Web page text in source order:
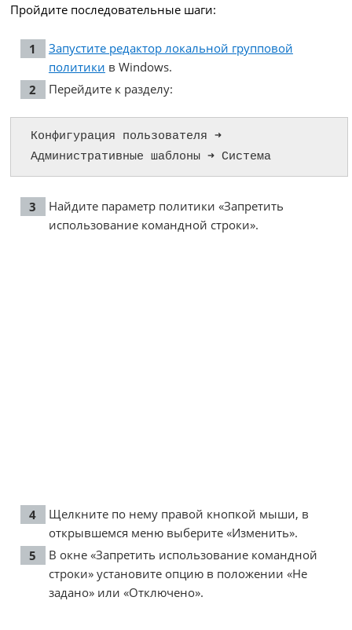
Пройдите последовательные шаги:
Запустите редактор локальной групповой
политики в Windows.
Перейдите к разделу:
Конфигурация пользователя ➜
Административные шаблоны ➜ Система
Найдите параметр политики «Запретить
использование командной строки».
Щелкните по нему правой кнопкой мыши, в
открывшемся меню выберите «Изменить».
В окне «Запретить использование командной
строки» установите опцию в положении «Не
задано» или «Отключено».